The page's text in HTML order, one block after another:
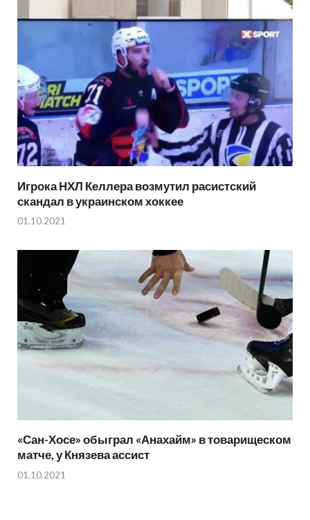
Игрока НХЛ Келлера возмутил расистский
скандал в украинском хоккее
01.10.2021
«Сан-Хосе» обыграл «Анахайм» в товарищеском
матче, у Князева ассист
01.10.2021